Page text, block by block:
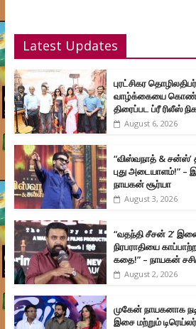
Latest Updates
புரட்சிகர தொழிலதிபர்
வாழ்க்கையை
திரைப்பட ப்ரீ ரிலீஸ்
August 6, 2026
“விஸ்வநாத் & சன்ஸ்’
புது அடையாளம்!” –
நாயகன் சூர்யா
August 3, 2026
“வதந்தி சீசன் 2’
நிரபராதியை
கதை!” – நாயகன்
August 2, 2026
முகேன் நாயகனாக
இசை மற்றும்